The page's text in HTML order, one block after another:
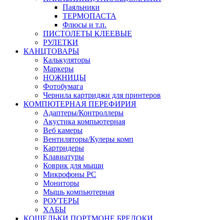
Паяльники
ТЕРМОПАСТА
Флюсы и т.п.
ПИСТОЛЕТЫ КЛЕЕВЫЕ
РУЛЕТКИ
КАНЦТОВАРЫ
Калькуляторы
Маркеры
НОЖНИЦЫ
Фотобумага
Чернила картриджи для принтеров
КОМПЮТЕРНАЯ ПЕРЕФИРИЯ
Адаптеры/Контроллеры
Акустика компьютерная
Веб камеры
Вентиляторы/Кулеры комп
Картридеры
Клавиатуры
Коврик для мыши
Микрофоны PC
Мониторы
Мышь компьютерная
РОУТЕРЫ
ХАБЫ
КОШЕЛЬКИ,ПОРТМОНЕ,БРЕЛОКИ